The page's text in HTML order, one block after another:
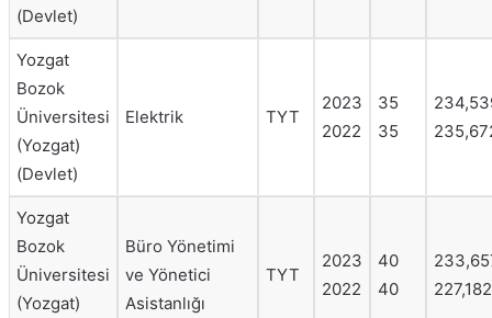
(Devlet)
Yozgat
Bozok
Üniversitesi
(Yozgat)
(Devlet)
Elektrik TYT
2023
2022
35
35
Yozgat
Bozok
Üniversitesi
(Yozgat)
Büro Yönetimi
ve Yönetici
Asistanlığı
TYT
2023
2022
40
40
227,182